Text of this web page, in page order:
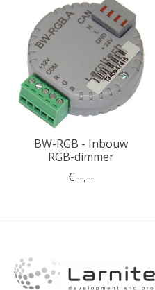
BW-RGB - Inbouw
RGB-dimmer
€--,--